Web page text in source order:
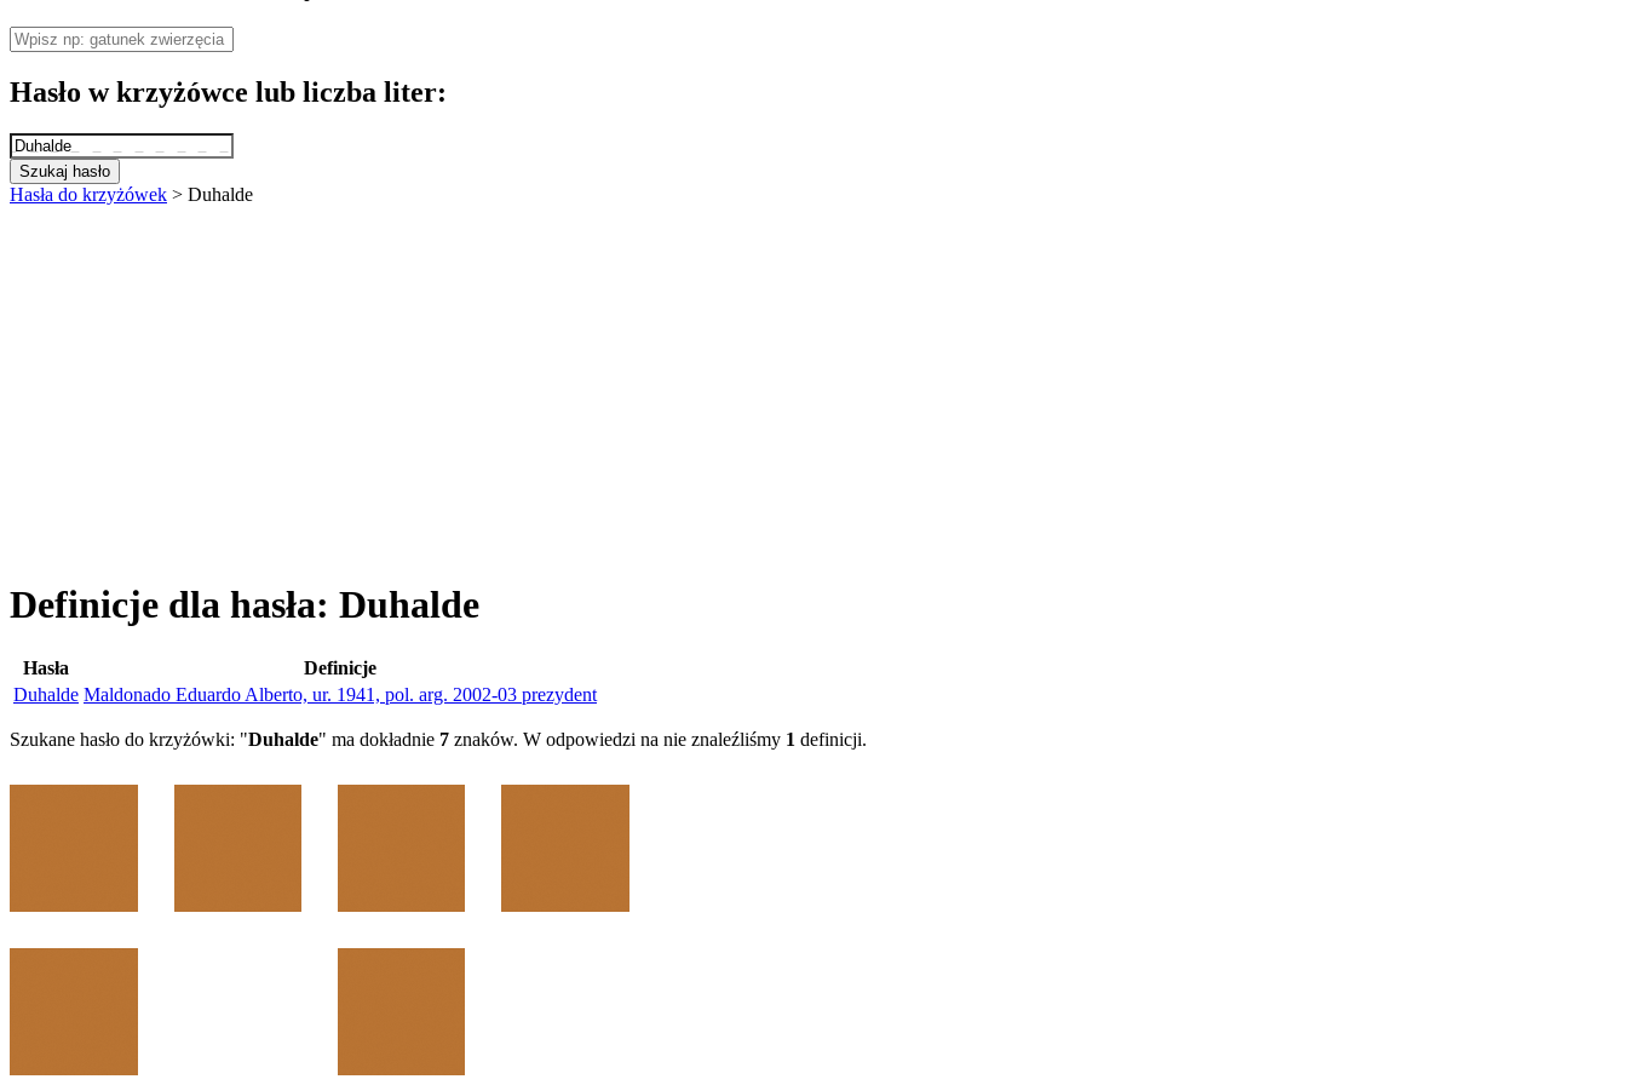
Hasło w krzyżówce lub liczba liter:
Szukaj hasło
Hasła do krzyżówek > Duhalde
Definicje dla hasła: Duhalde
Hasła
Definicje
Duhalde Maldonado Eduardo Alberto, ur. 1941, pol. arg. 2002-03 prezydent
Szukane hasło do krzyżówki: "Duhalde" ma dokładnie 7 znaków. W odpowiedzi na nie znaleźliśmy 1 definicji.